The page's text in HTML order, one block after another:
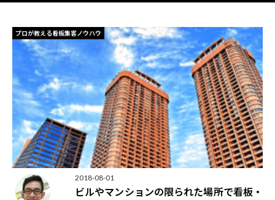
プロが教える看板集客ノウハウ
2018-08-01
ビルやマンションの限られた場所で看板・